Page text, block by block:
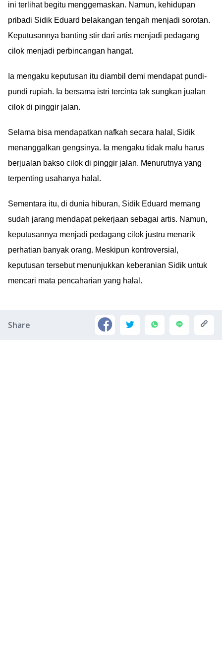
ini terlihat begitu menggemaskan. Namun, kehidupan
pribadi Sidik Eduard belakangan tengah menjadi sorotan.
Keputusannya banting stir dari artis menjadi pedagang
cilok menjadi perbincangan hangat.
Ia mengaku keputusan itu diambil demi mendapat pundi-
pundi rupiah. Ia bersama istri tercinta tak sungkan jualan
cilok di pinggir jalan.
Selama bisa mendapatkan nafkah secara halal, Sidik
menanggalkan gengsinya. Ia mengaku tidak malu harus
berjualan bakso cilok di pinggir jalan. Menurutnya yang
terpenting usahanya halal.
Sementara itu, di dunia hiburan, Sidik Eduard memang
sudah jarang mendapat pekerjaan sebagai artis. Namun,
keputusannya menjadi pedagang cilok justru menarik
perhatian banyak orang. Meskipun kontroversial,
keputusan tersebut menunjukkan keberanian Sidik untuk
mencari mata pencaharian yang halal.
Share